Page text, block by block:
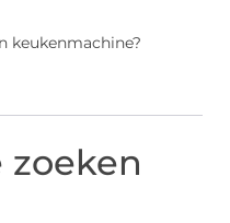
keukenmachine?